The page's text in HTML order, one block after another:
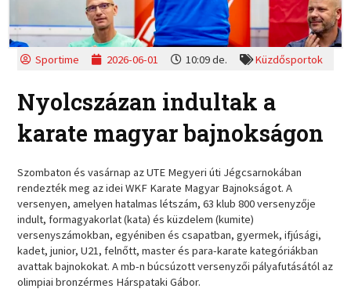
Sportime 2026-06-01 10:09 de. Küzdősportok
Nyolcszázan indultak a
karate magyar bajnokságon
Szombaton és vasárnap az UTE Megyeri úti Jégcsarnokában
rendezték meg az idei WKF Karate Magyar Bajnokságot. A
versenyen, amelyen hatalmas létszám, 63 klub 800 versenyzője
indult, formagyakorlat (kata) és küzdelem (kumite)
versenyszámokban, egyéniben és csapatban, gyermek, ifjúsági,
kadet, junior, U21, felnőtt, master és para-karate kategóriákban
avattak bajnokokat. A mb-n búcsúzott versenyzői pályafutásától az
olimpiai bronzérmes Hárspataki Gábor.